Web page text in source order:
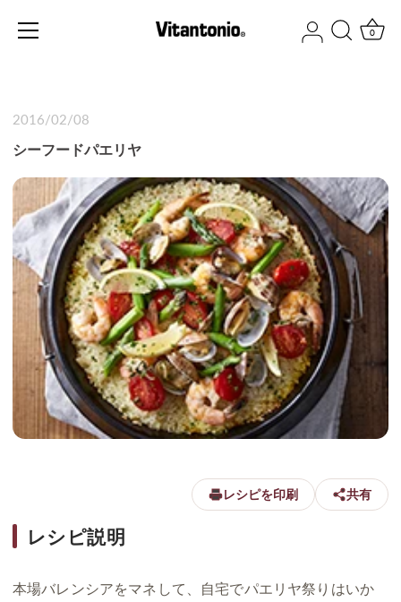
0
2016/02/08
シーフードパエリヤ
レシピを印刷 共有
レシピ説明
本場バレンシアをマネして、自宅でパエリヤ祭りはいか